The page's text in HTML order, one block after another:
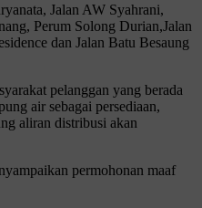
Jalan AW Syahrani,
Perum Solong Durian,Jalan
dan Jalan Batu Besaung
pelanggan yang berada
air sebagai persediaan,
aliran distribusi akan
permohonan maaf